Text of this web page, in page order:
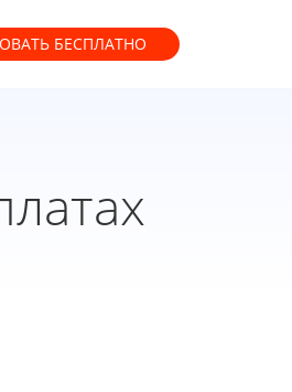
БЕСПЛАТНО